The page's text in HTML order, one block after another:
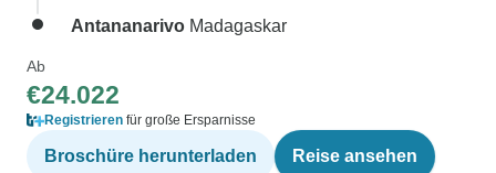
Antananarivo Madagaskar
Ab
€24.022
Registrieren für große Ersparnisse
Broschüre herunterladen Reise ansehen